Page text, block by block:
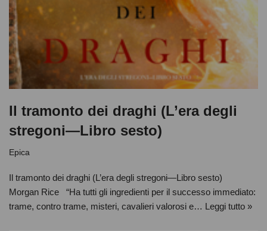
Il tramonto dei draghi (L’era degli
stregoni—Libro sesto)
Epica
Il tramonto dei draghi (L’era degli stregoni—Libro sesto)
Morgan Rice “Ha tutti gli ingredienti per il successo immediato:
trame, contro trame, misteri, cavalieri valorosi e… Leggi tutto »